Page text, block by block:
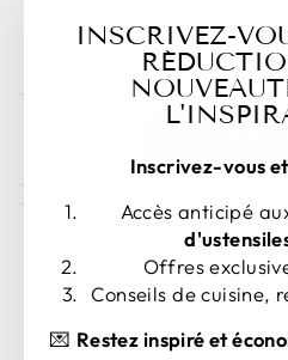
Sign Up as an
LANGUE
Français
INSCRIVEZ-
Inscrivez-vous
Accès anticipé
Offres
Conseils de cuisine,
💌 Restez inspiré et